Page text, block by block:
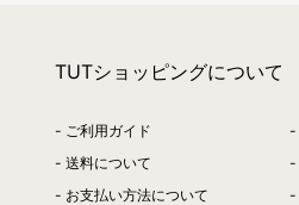
TUTショッピングについて
ご利用ガイド
送料について
お支払い方法について